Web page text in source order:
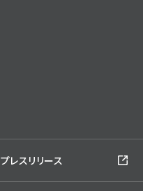
プレスリリース